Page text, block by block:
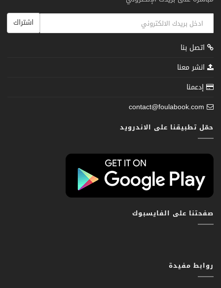
اشتراك
اتصل بنا
انشر معنا
إدعمنا
contact@foulabook.com
حمّل تطبيقنا على الاندرويد
صفحتنا على الفايسبوك
روابط مفيدة